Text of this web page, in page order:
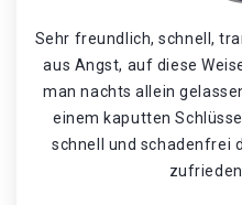
Sehr freundlich, schnell,
aus Angst, auf diese
man nachts allein
einem kaputten
schnell und schadenfrei